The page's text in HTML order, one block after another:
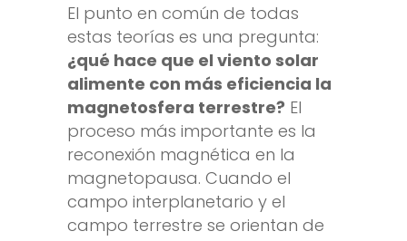
El punto en común de todas
estas teorías es una pregunta:
¿qué hace que el viento solar
alimente con más eficiencia la
magnetosfera terrestre? El
proceso más importante es la
reconexión magnética en la
magnetopausa. Cuando el
campo interplanetario y el
campo terrestre se orientan de